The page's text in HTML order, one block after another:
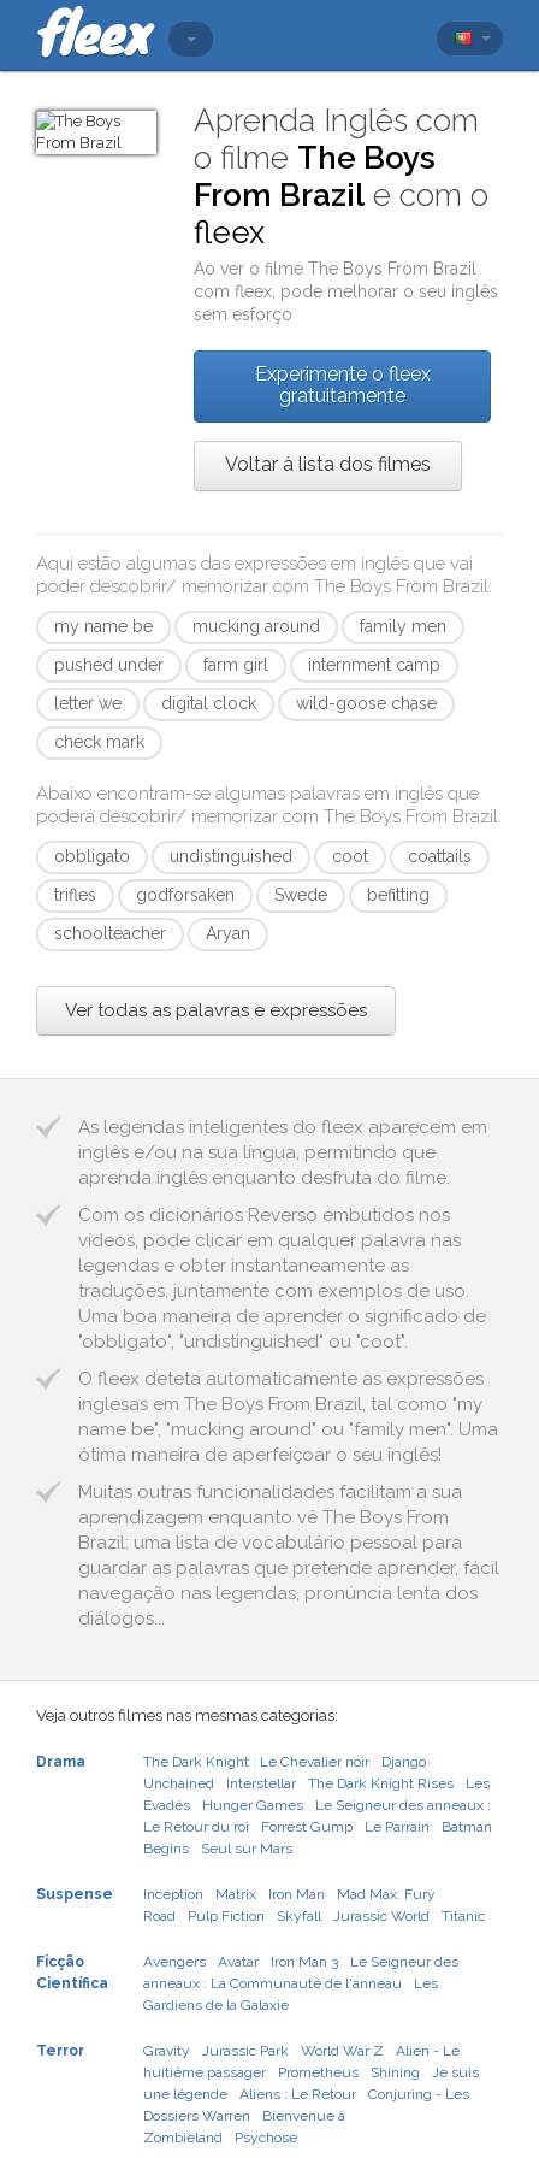
Aprenda Inglês com
o filme The Boys
From Brazil e com o
fleex
Ao ver o filmeThe Boys From Brazil
comfleex , pode melhorar o seu inglês
sem esforço
Experimente o fleex
gratuitamente
Voltar à lista dos filmes
Aqui estão algumas das expressões em inglês que vai
poder descobrir/ memorizar com The Boys From Brazil:
my name be mucking around
family men
pushed under
farm girl
internment camp
letter we
digital clock
wild-goose chase
check mark
Abaixo encontram-se algumas palavras em inglês que
poderá descobrir/ memorizar com The Boys From Brazil:
obbligato undistinguished coot
coattails
trifles
godforsaken Swede
befitting
schoolteacher
Aryan
Ver todas as palavras e expressões
As legendas inteligentes do fleex aparecem em
inglês e/ou na sua língua, permitindo que
aprenda inglês enquanto desfruta do filme.
Com os dicionários Reverso embutidos nos
vídeos, pode clicar em qualquer palavra nas
legendas e obter instantaneamente as
traduções, juntamente com exemplos de uso.
Uma boa maneira de aprender o significado de
"obbligato", "undistinguished" ou "coot".
O fleex deteta automaticamente as expressões
inglesas em The Boys From Brazil, tal como "my
name be", "mucking around" ou "family men". Uma
ótima maneira de aperfeiçoar o seu inglês!
Muitas outras funcionalidades facilitam a sua
aprendizagem enquanto vê The Boys From
Brazil: uma lista de vocabulário pessoal para
guardar as palavras que pretende aprender, fácil
navegação nas legendas, pronúncia lenta dos
diálogos...
Veja outros filmes nas mesmas categorias:
Drama The Dark Knight : Le Chevalier noir
Django
Unchained
Interstellar The Dark Knight Rises
Les
Évadés
Hunger Games
Le Seigneur des anneaux :
Le Retour du roi
Forrest Gump Le Parrain
Batman
Begins
Seul sur Mars
Suspense Inception Matrix Iron Man
Mad Max: Fury
Road
Pulp Fiction Skyfall Jurassic World Titanic
Ficção
Científica
Avengers Avatar Iron Man 3
Le Seigneur des
anneaux : La Communauté de l'anneau
Les
Gardiens de la Galaxie
Terror Gravity Jurassic Park World War Z
Alien - Le
huitième passager
Prometheus Shining
Je suis
une légende
Aliens : Le Retour
Conjuring - Les
Dossiers Warren
Bienvenue à
Zombieland
Psychose